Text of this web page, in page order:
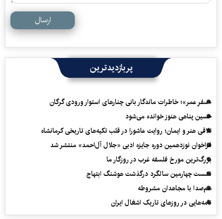
ارسال
پربازدیدترین
«سفرِ عمر»؛ خاطرات ماندگار بانی چنارهای استوار ورودی گرگان
حسین پناهی هنوز خوانده می‌شود
تلاقی هنر و ایمان؛ روایت عاشورا در قلب تکیه‌های تاریخی کرمانشاه
فراخوان نوزدهمین دوره جایزه ادبی «جلال آل‌احمد» منتشر شد
بزرگ‌ترین مورخ فلسفه غرب در روزگار ما
نشست چهارمین سالگرد درگذشت هوشنگ ابتهاج
هم‌صدا با مجاهدان مشروطه
نامه‌هایی در روزهای تاریک اشغال ایران